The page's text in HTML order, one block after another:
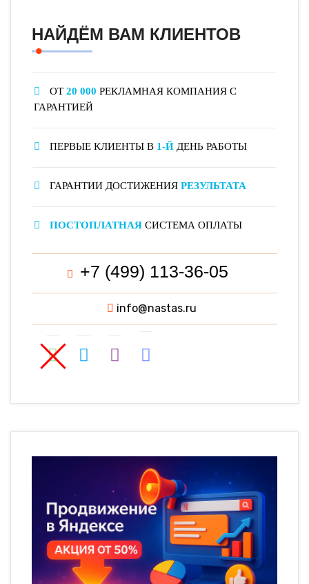
НАЙДЁМ ВАМ КЛИЕНТОВ
ОТ 20 000 РЕКЛАМНАЯ КОМПАНИЯ С
ГАРАНТИЕЙ
ПЕРВЫЕ КЛИЕНТЫ В 1-Й ДЕНЬ РАБОТЫ
ГАРАНТИИ ДОСТИЖЕНИЯ РЕЗУЛЬТАТА
ПОСТОПЛАТНАЯ СИСТЕМА ОПЛАТЫ
+7 (499) 113-36-05
info@nastas.ru